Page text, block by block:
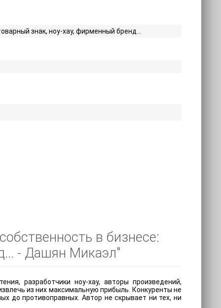
знак, ноу-хау, фирменный бренд...
в бизнесе:
- Дашян Микаэл"
разработчики ноу-хау, авторы произведений,
из них максимальную прибыль. Конкуренты не
до противоправных. Автор не скрывает ни тех, ни